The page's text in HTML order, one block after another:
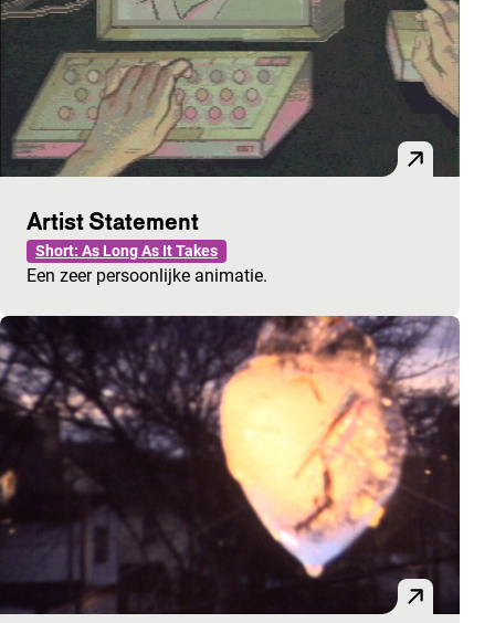
Artist Statement
Short: As Long As It Takes
Een zeer persoonlijke animatie.